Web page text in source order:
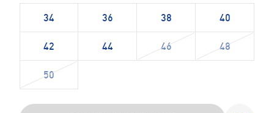
34 36 38 40
42 44 46 48
50